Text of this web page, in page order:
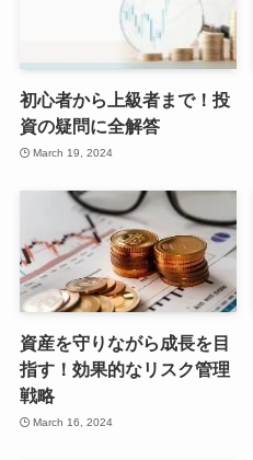
初心者から上級者まで！投
資の疑問に全解答
March 19, 2024
資産を守りながら成長を目
指す！効果的なリスク管理
戦略
March 16, 2024